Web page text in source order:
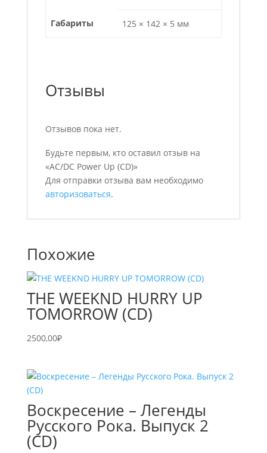
Габариты 125 × 142 × 5 мм
Отзывы
Отзывов пока нет.
Будьте первым, кто оставил отзыв на
«AC/DC Power Up (CD)»
Для отправки отзыва вам необходимо
авторизоваться.
Похожие
THE WEEKND HURRY UP
TOMORROW (CD)
2500,00₽
Воскресение – Легенды
Русского Рока. Выпуск 2
(CD)